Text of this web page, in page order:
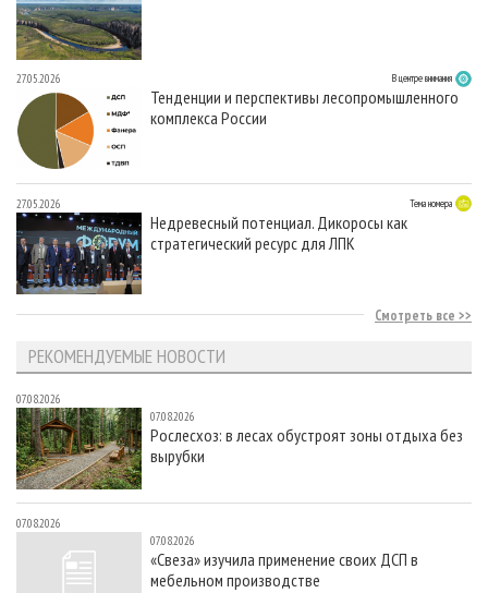
27.05.2026 В центре внимания
Тенденции и перспективы лесопромышленного
комплекса России
27.05.2026 Тема номера
Недревесный потенциал. Дикоросы как
стратегический ресурс для ЛПК
Смотреть все
РЕКОМЕНДУЕМЫЕ НОВОСТИ
07.08.2026
07.08.2026
Рослесхоз: в лесах обустроят зоны отдыха без
вырубки
07.08.2026
07.08.2026
«Свеза» изучила применение своих ДСП в
мебельном производстве